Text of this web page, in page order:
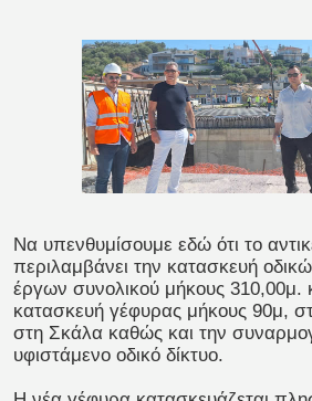
Να υπενθυμίσουμε εδώ ότι το
περιλαμβάνει την κατασκευή
έργων συνολικού μήκους 310,00μ.
κατασκευή γέφυρας μήκους 90μ,
στη Σκάλα καθώς και την
υφιστάμενο οδικό δίκτυο.